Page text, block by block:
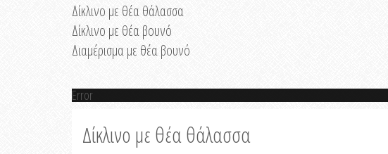
Δίκλινο με θέα θάλασσα
Δίκλινο με θέα βουνό
Διαμέρισμα με θέα βουνό
Error
Δίκλινο με θέα θάλασσα